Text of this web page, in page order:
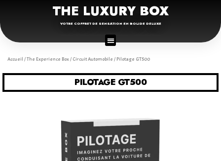
THE LUXURY BOX
VOTRE COFFRET DE SENSATION EN BOLIDE DELUXE
Accueil /The Experience Box/ Circuit Automobile / Pilotage GT500
PILOTAGE GT500